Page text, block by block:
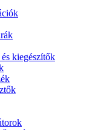
kiegészítők